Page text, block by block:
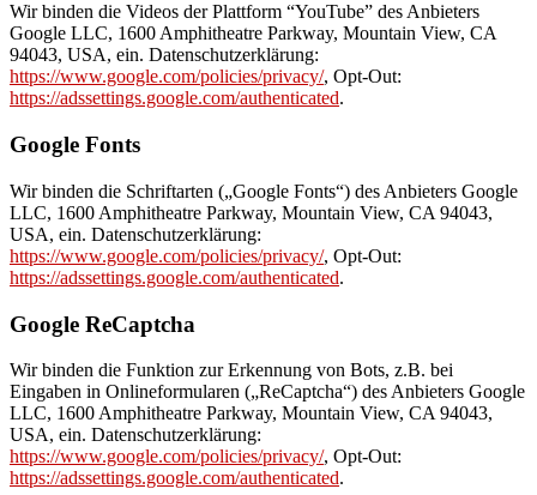
Wir binden die Videos der Plattform “YouTube” des Anbieters
Google LLC, 1600 Amphitheatre Parkway, Mountain View, CA
94043, USA, ein. Datenschutzerklärung:
https://www.google.com/policies/privacy/, Opt-Out:
https://adssettings.google.com/authenticated.
Google Fonts
Wir binden die Schriftarten („Google Fonts“) des Anbieters Google
LLC, 1600 Amphitheatre Parkway, Mountain View, CA 94043,
USA, ein. Datenschutzerklärung:
https://www.google.com/policies/privacy/, Opt-Out:
https://adssettings.google.com/authenticated.
Google ReCaptcha
Wir binden die Funktion zur Erkennung von Bots, z.B. bei
Eingaben in Onlineformularen („ReCaptcha“) des Anbieters Google
LLC, 1600 Amphitheatre Parkway, Mountain View, CA 94043,
USA, ein. Datenschutzerklärung:
https://www.google.com/policies/privacy/, Opt-Out:
https://adssettings.google.com/authenticated.